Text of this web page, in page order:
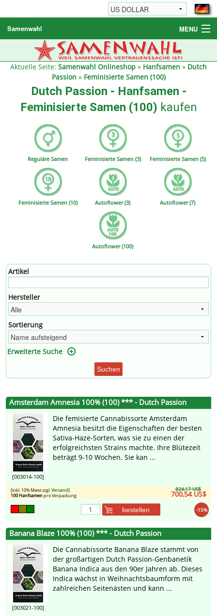
Samenwahl MENU
Hanfsamen
Weitere Produkte
Reseller
Aktuelle Seite: Samenwahl Onlineshop » Hanfsamen » Dutch
Passion » Feminisierte Samen (100)
Dutch Passion - Hanfsamen -
Feminisierte Samen (100) kaufen
Reguläre Samen Feminisierte Samen (3) Feminisierte Samen (5)
Feminisierte Samen (10) Autoflower (3) Autoflower (7)
Autoflower (100)
Artikel
Hersteller
Sortierung
Erweiterte Suche
Suchen
Amsterdam Amnesia 100% (100) *** - Dutch Passion
[003014-100]
Die femisierte Cannabissorte Amsterdam
Amnesia besitzt die Eigenschaften der besten
Sativa-Haze-Sorten, was sie zu einen der
erfolgreichsten Strains machte. Ihre Blütezeit
beträgt 9-10 Wochen. Sie kan ...
824,17 US$
700,54 US$
[inkl. 10% Mwst zzgl.Versand]
100 Hanfsamenpro Verpackung
-15%
bestellen
Banana Blaze 100% (100) *** - Dutch Passion
[003021-100]
Die Cannabissorte Banana Blaze stammt von
der großartigen Dutch Passion-Genbanetik
Banana Indica aus den 90er Jahren ab. Dieses
Indica wächst in Weihnachtsbaumform mit
zahlreichen Seitenästen und kann ...